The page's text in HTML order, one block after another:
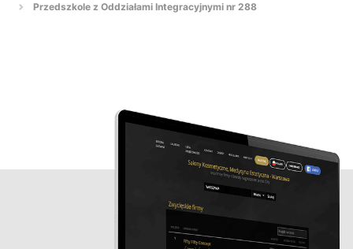
Przedszkole z Oddziałami Integracyjnymi nr 288